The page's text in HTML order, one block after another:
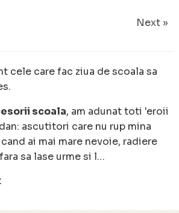
Next »
cele care fac ziua de scoala sa
scoala, am adunat toti 'eroii
ascutitori care nu rup mina
ai mai mare nevoie, radiere
sa lase urme si l…